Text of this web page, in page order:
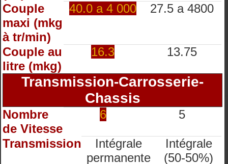
Couple
maxi (mkg
à tr/min)
40.0 a 4 000 27.5 a 4800
Couple au
litre (mkg)
16.3 13.75
Transmission-Carrosserie-
Chassis
Nombre
de Vitesse
6 5
Transmission
Intégrale
permanente
Intégrale
(50-50%)